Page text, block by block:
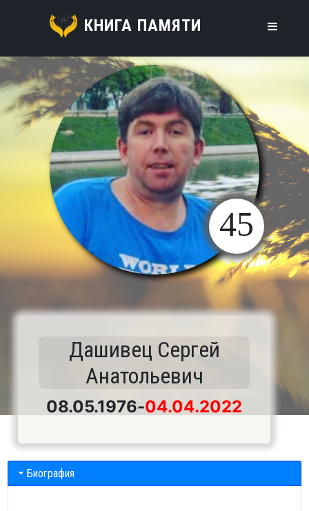
КНИГА ПАМЯТИ
45
Дашивец Сергей
Анатольевич
08.05.1976-04.04.2022
Биография